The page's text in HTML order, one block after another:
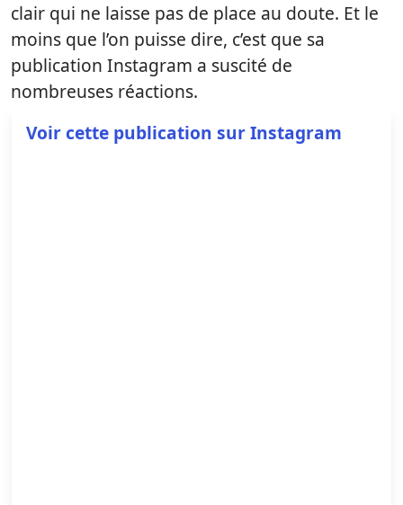
clair qui ne laisse pas de place au doute. Et le
moins que l’on puisse dire, c’est que sa
publication Instagram a suscité de
nombreuses réactions.
Voir cette publication sur Instagram